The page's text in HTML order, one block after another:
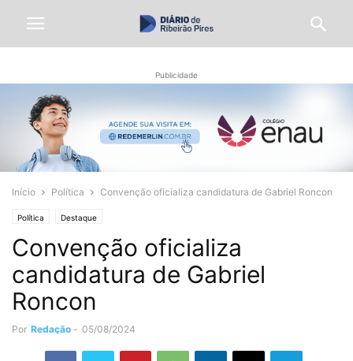
Publicidade
Início Política Convenção oficializa candidatura de Gabriel Roncon
Política Destaque
Convenção oficializa
candidatura de Gabriel
Roncon
Por Redação - 05/08/2024